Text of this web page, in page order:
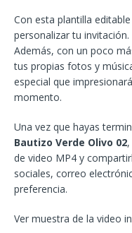
Con esta plantilla
personalizar tu invitación.
Además, con un poco
tus propias fotos y
especial que
momento.
Una vez que hayas
Bautizo Verde Olivo 02
de video MP4 y
sociales, correo
preferencia.
Ver muestra de la video